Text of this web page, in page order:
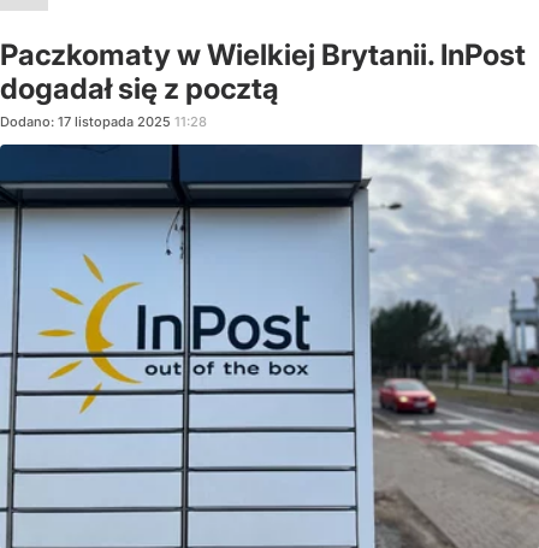
Paczkomaty w Wielkiej Brytanii. InPost
dogadał się z pocztą
Dodano: 17 listopada 2025 11:28